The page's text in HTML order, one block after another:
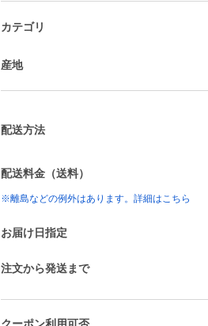
カテゴリ
産地
配送方法
配送料金（送料）
※離島などの例外はあります。詳細はこちら
お届け日指定
注文から発送まで